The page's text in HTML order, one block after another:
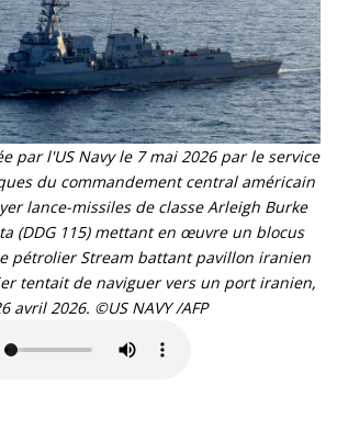
par l'US Navy le 7 mai 2026 par le service
du commandement central américain
lance-missiles de classe Arleigh Burke
(DDG 115) mettant en œuvre un blocus
pétrolier Stream battant pavillon iranien
tentait de naviguer vers un port iranien,
avril 2026. ©US NAVY /AFP